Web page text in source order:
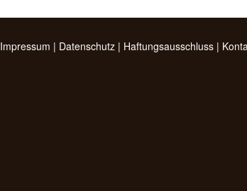
Impressum | Datenschutz| Haftungsausschluss|